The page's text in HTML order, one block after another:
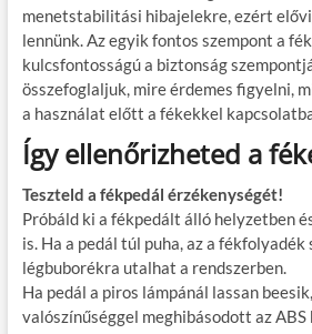
menetstabilitási hibajelekre, ezért
lennünk. Az egyik fontos szempont a
kulcsfontosságú a biztonság
összefoglaljuk, mire érdemes figyelni,
a használat előtt a fékekkel
Így ellenőrizheted a
Teszteld a fékpedál érzékenységét!
Próbáld ki a fékpedált álló helyzetben
is. Ha a pedál túl puha, az a
légbuborékra utalhat a rendszerben.
Ha pedál a piros lámpánál lassan
valószínűséggel meghibásodott az ABS